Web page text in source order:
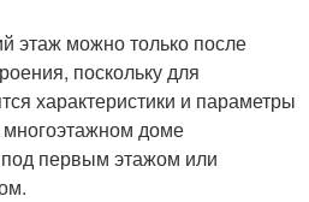
этаж можно только после
поскольку для
характеристики и параметры
доме
первым этажом или